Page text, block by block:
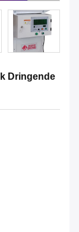
Dringende